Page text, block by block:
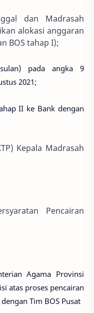
dan Madrasah
alokasi anggaran
BOS tahap I);
pada angka 9
2021;
II ke Bank dengan
Kepala Madrasah
Pencairan
Agama Provinsi
atas proses pencairan
Tim BOS Pusat